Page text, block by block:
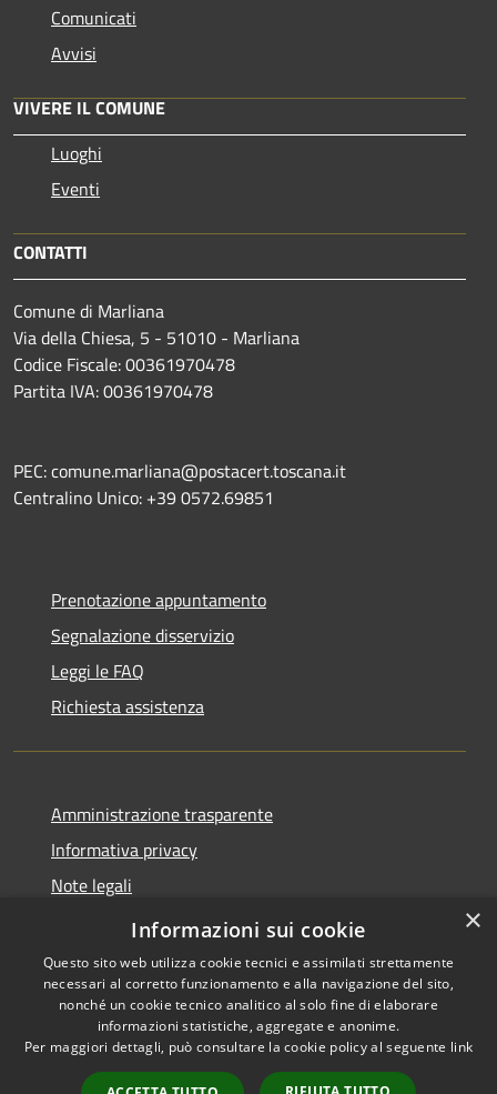
Comunicati
Avvisi
VIVERE IL COMUNE
Luoghi
Eventi
CONTATTI
Comune di Marliana
Via della Chiesa, 5 - 51010 - Marliana
Codice Fiscale: 00361970478
Partita IVA: 00361970478
PEC: comune.marliana@postacert.toscana.it
Centralino Unico: +39 0572.69851
Prenotazione appuntamento
Segnalazione disservizio
Leggi le FAQ
Richiesta assistenza
Amministrazione trasparente
Informativa privacy
Note legali
Dichiarazione di accessibilità
Accessibilità
Copyright © 2026 • Comune di
Marliana • Powered by
Municipium• Accesso
×
Informazioni sui cookie
Questo sito web utilizza cookie tecnici e assimilati strettamente
necessari al corretto funzionamento e alla navigazione del sito,
nonché un cookie tecnico analitico al solo fine di elaborare
informazioni statistiche, aggregate e anonime.
Per maggiori dettagli, può consultare la cookie policy al seguente link